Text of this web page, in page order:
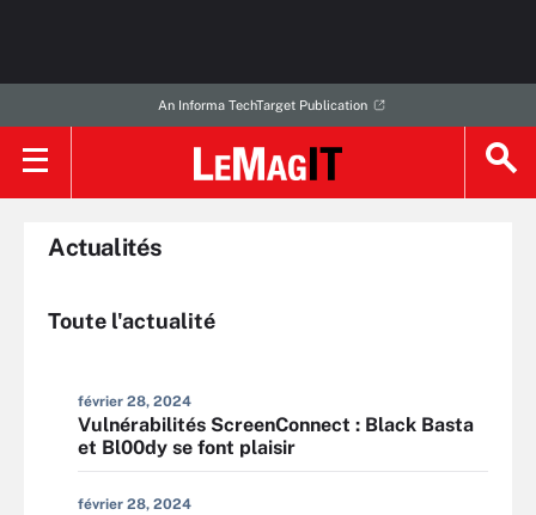
An Informa TechTarget Publication
Actualités
Toute l'actualité
février 28, 2024
Vulnérabilités ScreenConnect : Black Basta
et Bl00dy se font plaisir
février 28, 2024